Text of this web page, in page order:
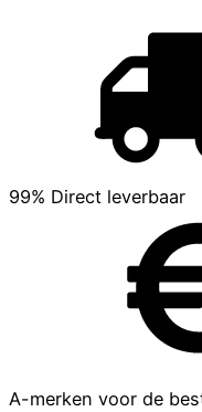
99% Direct leverbaar
A-merken voor de